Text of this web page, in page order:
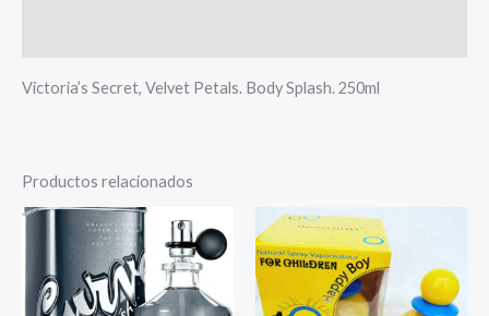
Victoria’s Secret, Velvet Petals. Body Splash. 250ml
Productos relacionados